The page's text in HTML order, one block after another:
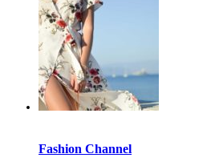
Fashion Channel